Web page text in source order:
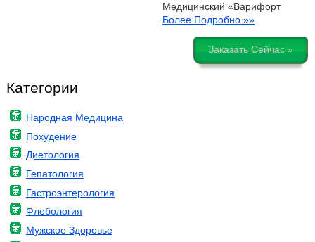
Медицинский «Варифорт
Более Подробно »»
Заказать Сейчас »
Категории
Народная Медицина
Похудение
Диетология
Гепатология
Гастроэнтерология
Флебология
Мужское Здоровье